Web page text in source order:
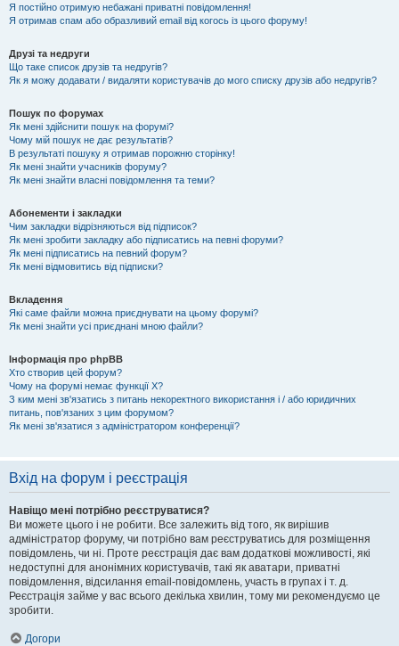
Я постійно отримую небажані приватні повідомлення!
Я отримав спам або образливий email від когось із цього форуму!
Друзі та недруги
Що таке список друзів та недругів?
Як я можу додавати / видаляти користувачів до мого списку друзів або недругів?
Пошук по форумах
Як мені здійснити пошук на форумі?
Чому мій пошук не дає результатів?
В результаті пошуку я отримав порожню сторінку!
Як мені знайти учасників форуму?
Як мені знайти власні повідомлення та теми?
Абонементи і закладки
Чим закладки відрізняються від підписок?
Як мені зробити закладку або підписатись на певні форуми?
Як мені підписатись на певний форум?
Як мені відмовитись від підписки?
Вкладення
Які саме файли можна приєднувати на цьому форумі?
Як мені знайти усі приєднані мною файли?
Інформація про phpBB
Хто створив цей форум?
Чому на форумі немає функції X?
З ким мені зв'язатись з питань некоректного використання і / або юридичних
питань, пов'язаних з цим форумом?
Як мені зв'язатися з адміністратором конференції?
Вхід на форум і реєстрація
Навіщо мені потрібно реєструватися?
Ви можете цього і не робити. Все залежить від того, як вирішив
адміністратор форуму, чи потрібно вам реєструватись для розміщення
повідомлень, чи ні. Проте реєстрація дає вам додаткові можливості, які
недоступні для анонімних користувачів, такі як аватари, приватні
повідомлення, відсилання email-повідомлень, участь в групах і т. д.
Реєстрація займе у вас всього декілька хвилин, тому ми рекомендуємо це
зробити.
Догори